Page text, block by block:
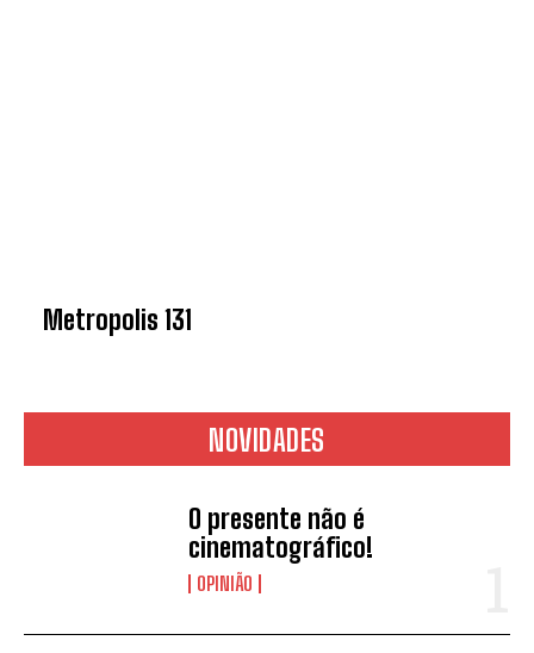
Metropolis 131
NOVIDADES
O presente não é
cinematográfico!
OPINIÃO